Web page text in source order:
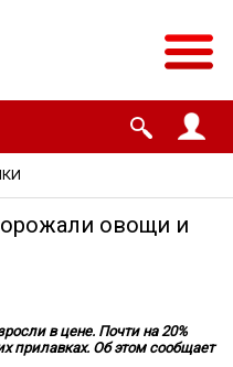
овощи и
в цене. Почти на 20%
прилавках. Об этом сообщает